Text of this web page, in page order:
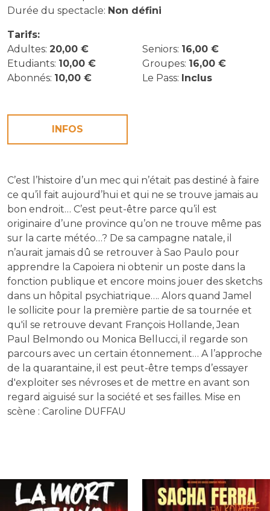
Durée du spectacle: Non défini
Tarifs:
Adultes: 20,00 € Seniors: 16,00 €
Etudiants: 10,00 € Groupes: 16,00 €
Abonnés: 10,00 € Le Pass: Inclus
INFOS
C’est l’histoire d’un mec qui n’était pas destiné à faire
ce qu’il fait aujourd’hui et qui ne se trouve jamais au
bon endroit… C’est peut-être parce qu’il est
originaire d’une province qu’on ne trouve même pas
sur la carte météo…? De sa campagne natale, il
n’aurait jamais dû se retrouver à Sao Paulo pour
apprendre la Capoiera ni obtenir un poste dans la
fonction publique et encore moins jouer des sketchs
dans un hôpital psychiatrique…. Alors quand Jamel
le sollicite pour la première partie de sa tournée et
qu'il se retrouve devant François Hollande, Jean
Paul Belmondo ou Monica Bellucci, il regarde son
parcours avec un certain étonnement… A l’approche
de la quarantaine, il est peut-être temps d’essayer
d'exploiter ses névroses et de mettre en avant son
regard aiguisé sur la société et ses failles. Mise en
scène : Caroline DUFFAU